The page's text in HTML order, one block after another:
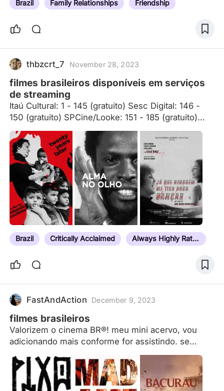
nacional, modelos de produção e recepção,…
Brazil Family Relationships Friendship
thbzcrt_7 November 28, 2023
filmes brasileiros disponíveis em serviços
de streaming
Itaú Cultural: 1 - 145 (gratuito) Sesc Digital: 146 -
150 (gratuito) SPCine/Looke: 151 - 185 (gratuito)
Netflix: 186 - 411 Globoplay: 412 - 630 (alguns
filmes só estão disponíveis para o plano Telecine
ou globoplay + canais ao vivo) HBO Max: 631 - 641
Belas Artes: 642 - 714 Prime Video: 715 - 768 Pluto
TV/Net Movies : 769 - 838 (gratuito, mas com
anúncios) TV Brasil Play: 839 - 847 (gratuito)
Atualizado em: 21/11/2023
Brazil Critically Acclaimed Always Highly Rated
FastAndAction December 9, 2023
filmes brasileiros
Valorizem o cinema BR®! meu mini acervo, vou
adicionando mais conforme for assistindo. se
gostei ta ai rs.